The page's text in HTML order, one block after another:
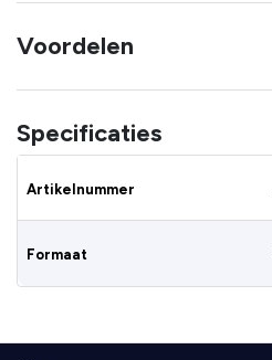
Voordelen
Specificaties
Artikelnummer
Formaat